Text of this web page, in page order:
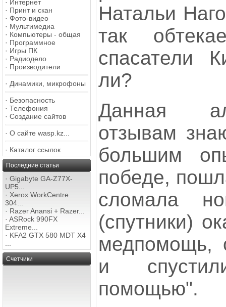
· Интернет
· Принт и скан
· Фото-видео
· Мультимедиа
· Компьютеры - общая
· Программное
· Игры ПК
· Радиодело
· Производители
· Динамики, микрофоны
· Безопасность
· Телефония
· Создание сайтов
· О сайте wasp.kz...
· Каталог ссылок
Последние статьи
· Gigabyte GA-Z77X-
UP5...
· Xerox WorkCentre
304...
· Razer Anansi + Razer...
· ASRock 990FX
Extreme...
· KFA2 GTX 580 MDT X4
Счетчики
Натальи
так
спасатели
ли?
Данная
отзывам
большим
победе,
сломала
(спутники)
медпомощь,
и
помощью".